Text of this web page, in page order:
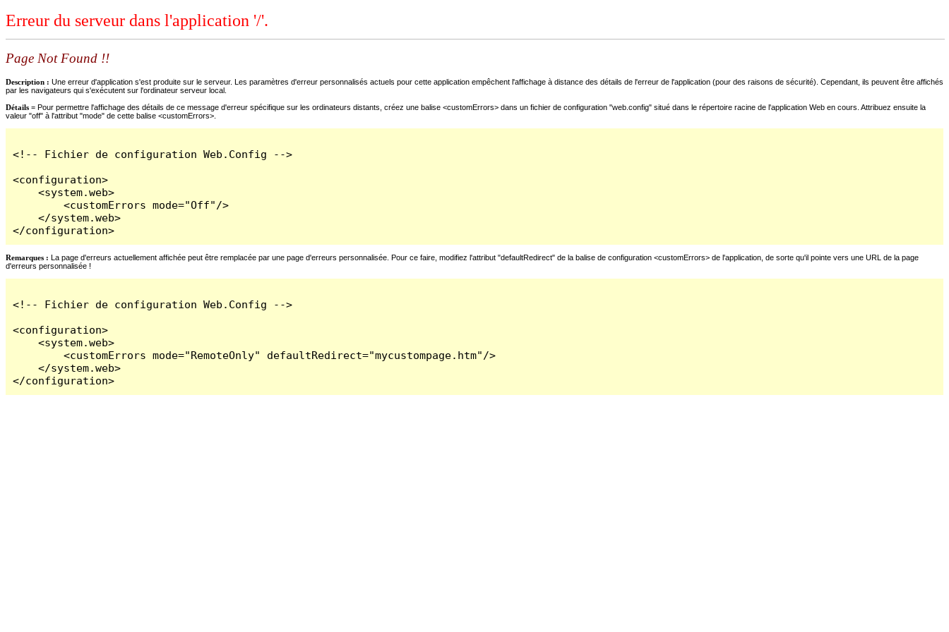
Erreur du serveur dans l'application '/'.
Page Not Found !!
Description : Une erreur d'application s'est produite sur le serveur. Les paramètres d'erreur personnalisés actuels pour cette application empêchent l'affichage à distance des détails de l'erreur de l'application (pour des raisons de sécurité). Cependant, ils peuvent être affichés
par les navigateurs qui s'exécutent sur l'ordinateur serveur local.
Détails = Pour permettre l'affichage des détails de ce message d'erreur spécifique sur les ordinateurs distants, créez une balise <customErrors> dans un fichier de configuration "web.config" situé dans le répertoire racine de l'application Web en cours. Attribuez ensuite la
valeur "off" à l'attribut "mode" de cette balise <customErrors>.
<!-- Fichier de configuration Web.Config -->
<configuration>
    <system.web>
        <customErrors mode="Off"/>
    </system.web>
</configuration>
Remarques : La page d'erreurs actuellement affichée peut être remplacée par une page d'erreurs personnalisée. Pour ce faire, modifiez l'attribut "defaultRedirect" de la balise de configuration <customErrors> de l'application, de sorte qu'il pointe vers une URL de la page
d'erreurs personnalisée !
<!-- Fichier de configuration Web.Config -->
<configuration>
    <system.web>
        <customErrors mode="RemoteOnly" defaultRedirect="mycustompage.htm"/>
    </system.web>
</configuration>